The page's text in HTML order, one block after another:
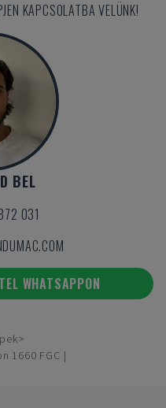
KAPCSOLATBA VELÜNK!
BEL
031
WHATSAPPON
1660 FGC |